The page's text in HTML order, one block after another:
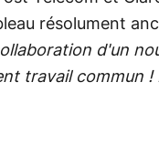
résolument
d'un
travail commun !